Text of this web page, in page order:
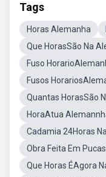
Tags
Horas Alemanha
Que HorasSão Na
Fuso
Fusos
Quantas HorasSão
HoraAtua
Cadamia 24Horas
Obra Feita Em
Que Horas ÉAgora